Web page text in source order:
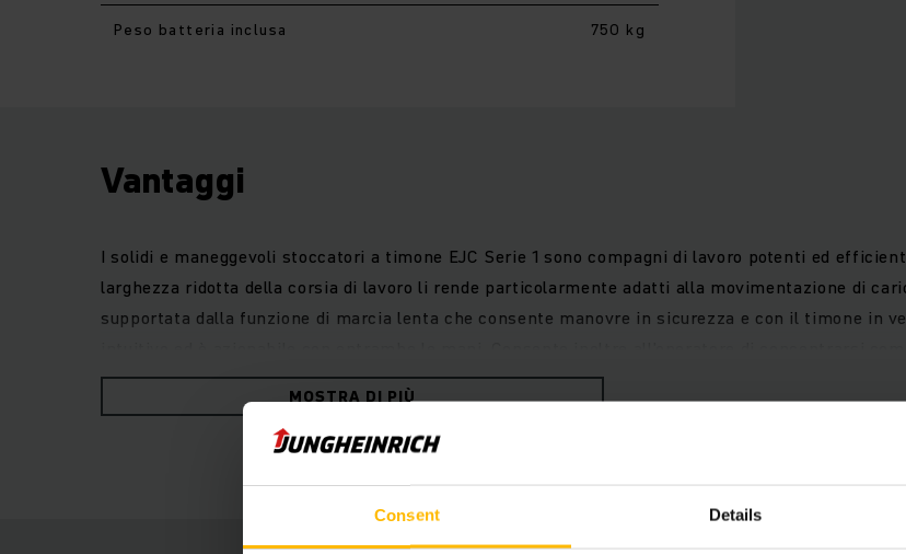
Consent Details
Peso batteria inclusa 750 kg
Vantaggi
I solidi e maneggevoli stoccatori a timone EJC Serie 1 sono compagni di lavoro potenti ed
larghezza ridotta della corsia di lavoro li rende particolarmente adatti alla movimentazione di
supportata dalla funzione di marcia lenta che consente manovre in sicurezza e con il timone in
contribuisce ad aumentare la sicurezza in magazzino. Per un utilizzo flessibile, l'EJC della serie
opzione, che ricarica le batterie a lunga durata in modo semplice da una comune presa di
MOSTRA DI PIÙ